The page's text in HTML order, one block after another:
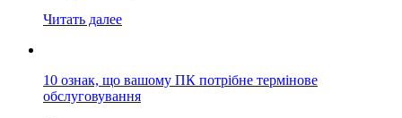
Читать далее
10 ознак, що вашому ПК потрібне термінове
обслуговування